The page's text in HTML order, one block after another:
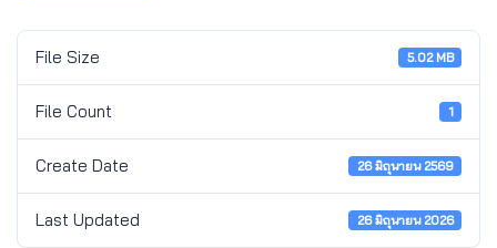
File Size 5.02 MB
File Count 1
Create Date 26 มิถุนายน 2569
Last Updated 26 มิถุนายน 2026